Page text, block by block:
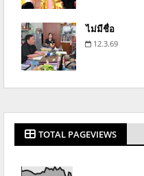
ไม่มีชื่อ
12.3.69
TOTAL PAGEVIEWS